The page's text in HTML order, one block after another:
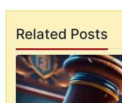
Related Posts